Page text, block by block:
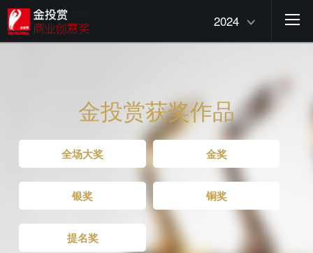
2024
金投赏获奖作品
全场大奖 金奖
银奖 铜奖
提名奖